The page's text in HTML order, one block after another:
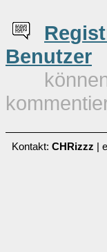
Reg
Benutzer
Kontakt: CHRizzz |